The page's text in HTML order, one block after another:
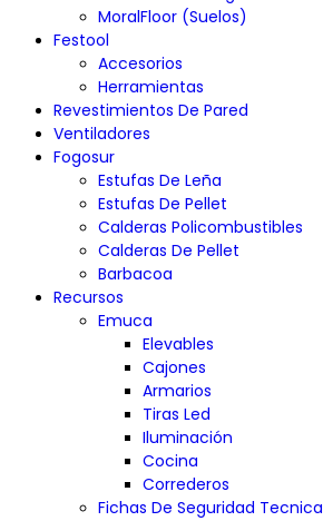
MoralFloor (Suelos)
Festool
Accesorios
Herramientas
Revestimientos De Pared
Ventiladores
Fogosur
Estufas De Leña
Estufas De Pellet
Calderas Policombustibles
Calderas De Pellet
Barbacoa
Recursos
Emuca
Elevables
Cajones
Armarios
Tiras Led
Iluminación
Cocina
Correderos
Fichas De Seguridad Tecnica